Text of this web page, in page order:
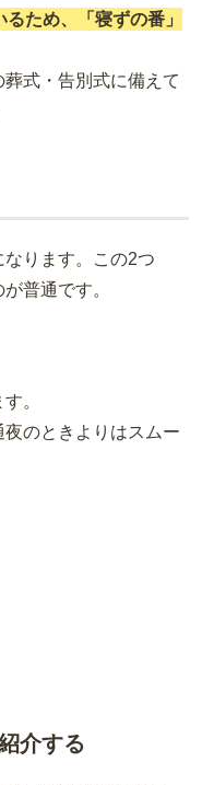
ため、「寝ずの番」
式・告別式に備えて
ります。この2つ
普通です。
。
のときよりはスムー
介する